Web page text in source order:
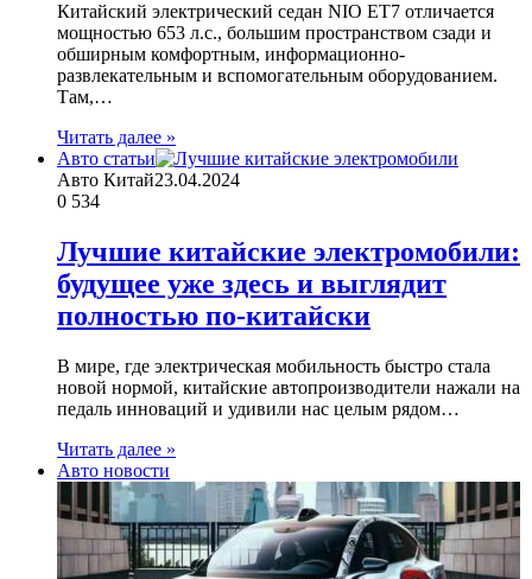
Китайский электрический седан NIO ET7 отличается
мощностью 653 л.с., большим пространством сзади и
обширным комфортным, информационно-
развлекательным и вспомогательным оборудованием.
Там,…
Читать далее »
Авто статьи
Авто Китай23.04.2024
0 534
Лучшие китайские электромобили:
будущее уже здесь и выглядит
полностью по-китайски
В мире, где электрическая мобильность быстро стала
новой нормой, китайские автопроизводители нажали на
педаль инноваций и удивили нас целым рядом…
Читать далее »
Авто новости